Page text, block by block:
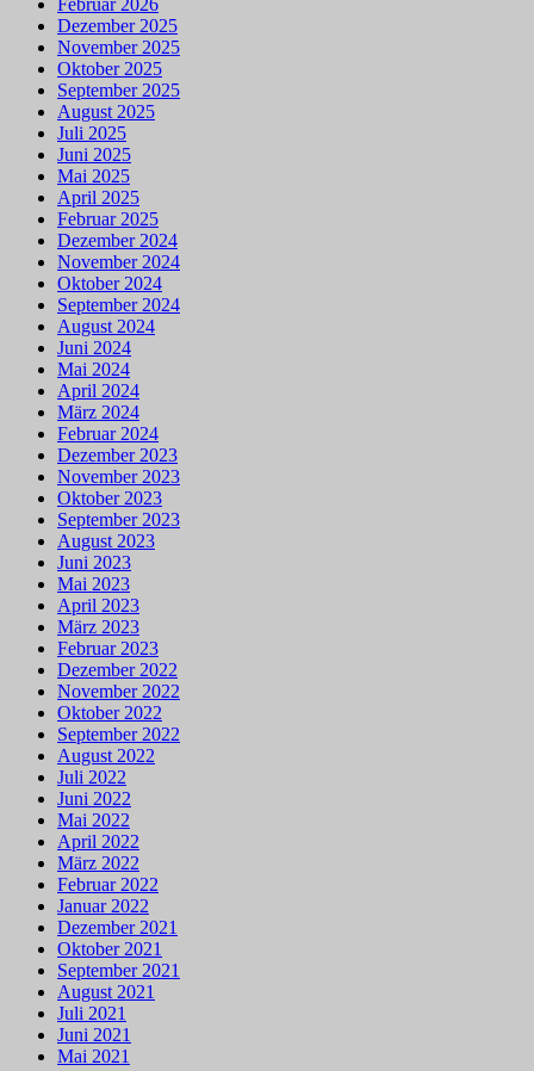
Februar 2026
Dezember 2025
November 2025
Oktober 2025
September 2025
August 2025
Juli 2025
Juni 2025
Mai 2025
April 2025
Februar 2025
Dezember 2024
November 2024
Oktober 2024
September 2024
August 2024
Juni 2024
Mai 2024
April 2024
März 2024
Februar 2024
Dezember 2023
November 2023
Oktober 2023
September 2023
August 2023
Juni 2023
Mai 2023
April 2023
März 2023
Februar 2023
Dezember 2022
November 2022
Oktober 2022
September 2022
August 2022
Juli 2022
Juni 2022
Mai 2022
April 2022
März 2022
Februar 2022
Januar 2022
Dezember 2021
Oktober 2021
September 2021
August 2021
Juli 2021
Juni 2021
Mai 2021